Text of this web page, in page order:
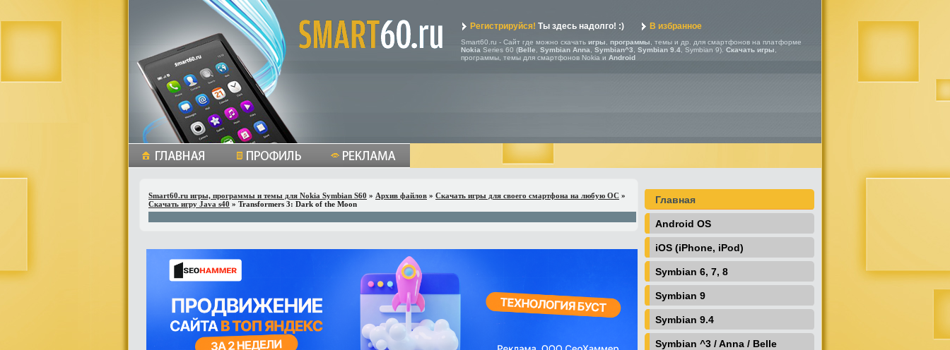
Регистрируйся! Ты здесь надолго! :) В избранное
Smart60.ru - Сайт где можно скачать игры программы , темы и др. для смартфонов на платформе
Nokia Series 60 (Belle Symbian Anna Symbian^3 Symbian 9.4 , Symbian 9). Скачать игры
программы, темы для смартфонов Nokia и Android
Smart60.ru игры, программы и темы для Nokia Symbian S60 » Архив файлов » Скачать игры для своего смартфона на любую ОС »
Скачать игру Java s40 » Transformers 3: Dark of the Moon Главная
Android OS
iOS (iPhone, iPod)
Symbian 6, 7, 8
Symbian 9
Symbian 9.4
Symbian ^3 / Anna / Belle